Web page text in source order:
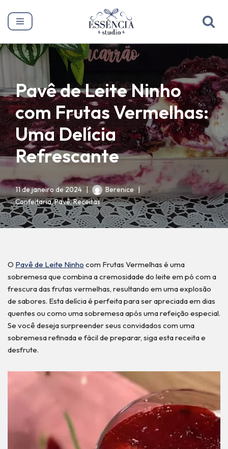
Pular
o
conteúdo
Pavê de Leite Ninho
com Frutas Vermelhas:
Uma Delícia
Refrescante
11 de janeiro de 2024
Berenice
Confeitaria,Pavê,Receitas
O Pavê de Leite Ninho com Frutas Vermelhas é uma
sobremesa que combina a cremosidade do leite em pó com a
frescura das frutas vermelhas, resultando em uma explosão
de sabores. Esta delícia é perfeita para ser apreciada em dias
quentes ou como uma sobremesa após uma refeição especial.
Se você deseja surpreender seus convidados com uma
sobremesa refinada e fácil de preparar, siga esta receita e
desfrute.